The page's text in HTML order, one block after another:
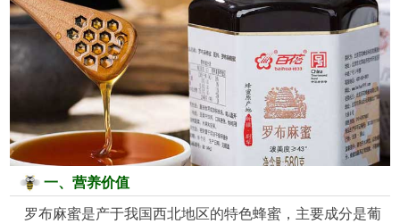
一、营养价值
罗布麻蜜是产于我国西北地区的特色蜂蜜，主要成分是葡